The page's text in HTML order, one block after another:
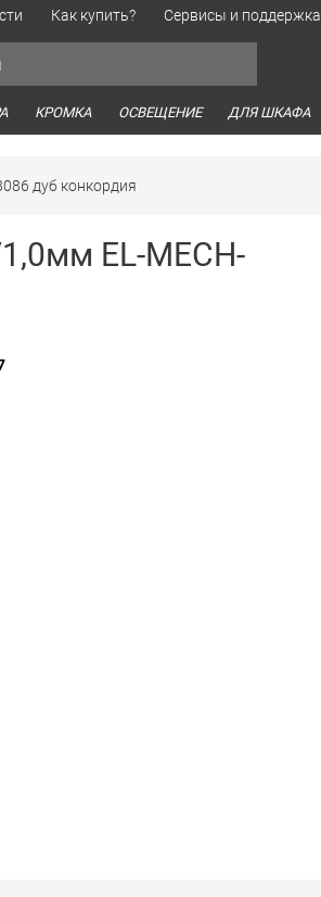
Как купить? Сервисы и поддержка
КРОМКА ОСВЕЩЕНИЕ ДЛЯ ШКАФА
дуб конкордия
EL-MECH-